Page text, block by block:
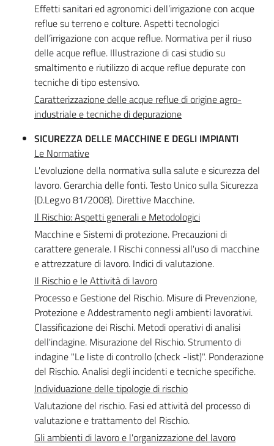
Effetti sanitari ed agronomici dell’irrigazione con acque
reflue su terreno e colture. Aspetti tecnologici
dell’irrigazione con acque reflue. Normativa per il riuso
delle acque reflue. Illustrazione di casi studio su
smaltimento e riutilizzo di acque reflue depurate con
tecniche di tipo estensivo.
Caratterizzazione delle acque reflue di origine agro-
industriale e tecniche di depurazione
SICUREZZA DELLE MACCHINE E DEGLI IMPIANTI
Le Normative
L'evoluzione della normativa sulla salute e sicurezza del
lavoro. Gerarchia delle fonti. Testo Unico sulla Sicurezza
(D.Leg.vo 81/2008). Direttive Macchine.
Il Rischio: Aspetti generali e Metodologici
Macchine e Sistemi di protezione. Precauzioni di
carattere generale. I Rischi connessi all'uso di macchine
e attrezzature di lavoro. Indici di valutazione.
Il Rischio e le Attività di lavoro
Processo e Gestione del Rischio. Misure di Prevenzione,
Protezione e Addestramento negli ambienti lavorativi.
Classificazione dei Rischi. Metodi operativi di analisi
dell'indagine. Misurazione del Rischio. Strumento di
indagine "Le liste di controllo (check -list)". Ponderazione
del Rischio. Analisi degli incidenti e tecniche specifiche.
Individuazione delle tipologie di rischio
Valutazione del rischio. Fasi ed attività del processo di
valutazione e trattamento del Rischio.
Gli ambienti di lavoro e l'organizzazione del lavoro